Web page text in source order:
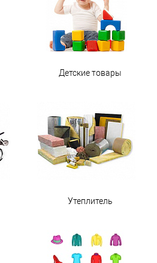
Детские товары
Утеплитель